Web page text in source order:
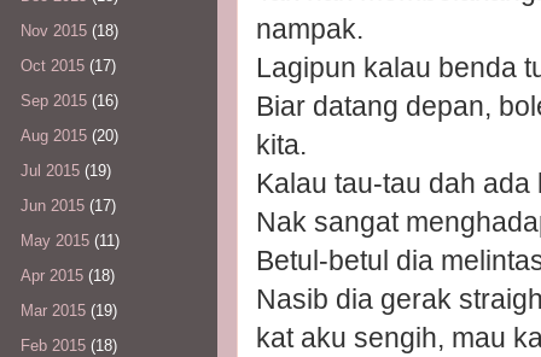
nampak.
Lagipun kalau benda
Biar datang depan,
kita.
Kalau tau-tau dah
Nak sangat
Betul-betul dia
Nasib dia gerak
kat aku sengih, mau
Nov 2015 (18)
Oct 2015 (17)
Sep 2015 (16)
Aug 2015 (20)
Jul 2015 (19)
Jun 2015 (17)
May 2015 (11)
Apr 2015 (18)
Mar 2015 (19)
Feb 2015 (18)